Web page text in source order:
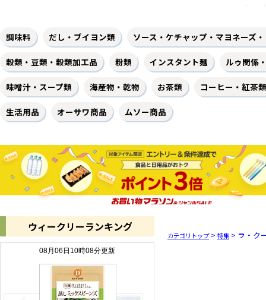
調味料 だし・ブイヨン類 ソース・ケチャップ・マヨネーズ
穀類・豆類・穀類加工品 粉類 インスタント麺 ルゥ関係
味噌汁・スープ類 海産物・乾物 お茶類 コーヒー・紅茶類
生活用品 オーサワ商品 ムソー商品
ウィークリーランキング
カテゴリトップ> 特集 > ラ・ク